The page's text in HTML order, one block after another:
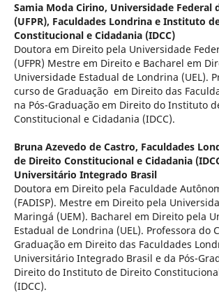
Samia Moda Cirino, Universidade Federal
(UFPR), Faculdades Londrina e Instituto
Constitucional e Cidadania (IDCC)
Doutora em Direito pela Universidade
(UFPR) Mestre em Direito e Bacharel em
Universidade Estadual de Londrina (UEL).
curso de Graduação em Direito das
na Pós-Graduação em Direito do Instituto
Constitucional e Cidadania (IDCC).
Bruna Azevedo de Castro, Faculdades
de Direito Constitucional e Cidadania
Universitário Integrado Brasil
Doutora em Direito pela Faculdade
(FADISP). Mestre em Direito pela
Maringá (UEM). Bacharel em Direito pela
Estadual de Londrina (UEL). Professora do
Graduação em Direito das Faculdades
Universitário Integrado Brasil e da Pós-
Direito do Instituto de Direito
(IDCC).